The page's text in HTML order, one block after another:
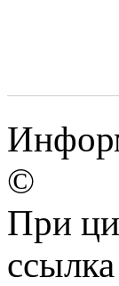
©
При